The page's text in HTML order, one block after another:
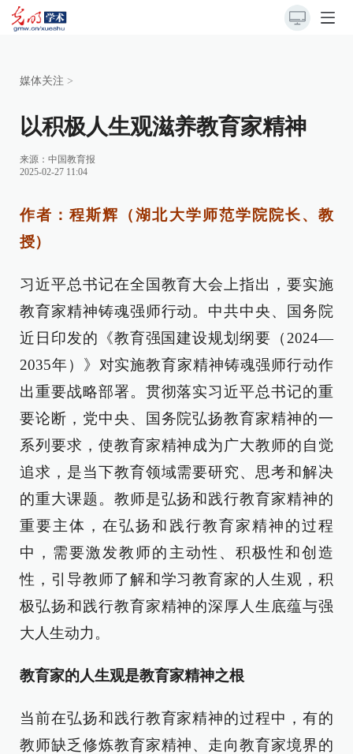
媒体关注 >
以积极人生观滋养教育家精神
来源： 中国教育报
2025-02-27 11:04
作者：程斯辉（湖北大学师范学院院长、教
授）
习近平总书记在全国教育大会上指出，要实施
教育家精神铸魂强师行动。中共中央、国务院
近日印发的《教育强国建设规划纲要（2024—
2035年）》对实施教育家精神铸魂强师行动作
出重要战略部署。贯彻落实习近平总书记的重
要论断，党中央、国务院弘扬教育家精神的一
系列要求，使教育家精神成为广大教师的自觉
追求，是当下教育领域需要研究、思考和解决
的重大课题。教师是弘扬和践行教育家精神的
重要主体，在弘扬和践行教育家精神的过程
中，需要激发教师的主动性、积极性和创造
性，引导教师了解和学习教育家的人生观，积
极弘扬和践行教育家精神的深厚人生底蕴与强
大人生动力。
教育家的人生观是教育家精神之根
当前在弘扬和践行教育家精神的过程中，有的
教师缺乏修炼教育家精神、走向教育家境界的